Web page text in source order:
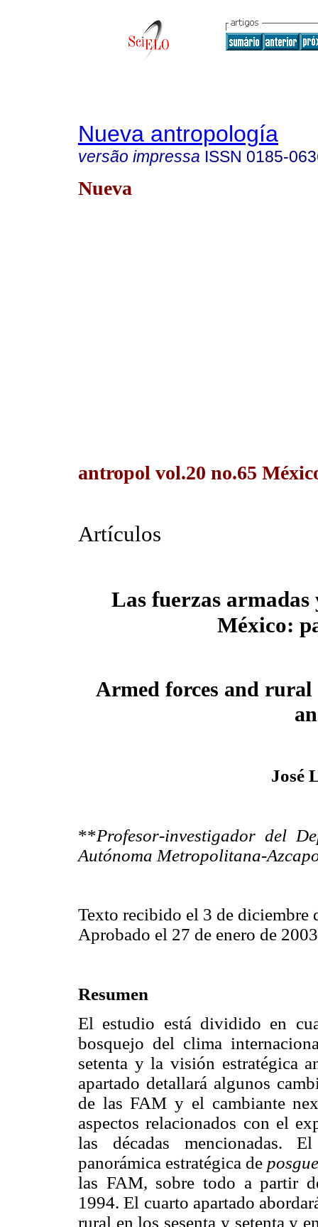
Nueva antropología
versão impressa ISSN 0185-
Nueva
antropol vol.20 no.65
Artículos
Las fuerzas
México:
Armed forces and
José
**Profesor-investigador del
Autónoma Metropolitana-
Texto recibido el 3 de diciembre
Aprobado el 27 de enero de 2003
Resumen
El estudio está dividido en
bosquejo del clima
setenta y la visión estratégica
apartado detallará algunos
de las FAM y el cambiante
aspectos relacionados con el
las décadas mencionadas.
panorámica estratégica de
las FAM, sobre todo a partir
1994. El cuarto apartado
rural en los sesenta y setenta y